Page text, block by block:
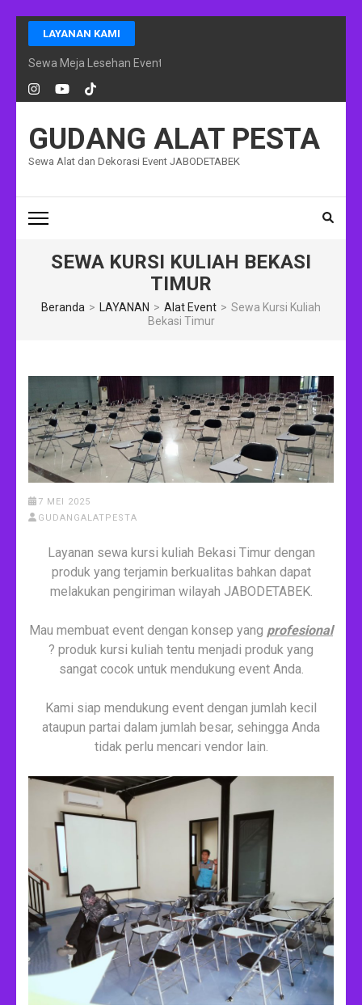
Lompat
ke
konten
(Tekan
Enter)
LAYANAN KAMI
Sewa Meja Lesehan Event Ramadhan Jakarta
GUDANG ALAT PESTA
Sewa Alat dan Dekorasi Event JABODETABEK
SEWA KURSI KULIAH BEKASI
TIMUR
Beranda > LAYANAN > Alat Event > Sewa Kursi Kuliah
Bekasi Timur
7 MEI 2025
GUDANGALATPESTA
Layanan sewa kursi kuliah Bekasi Timur dengan
produk yang terjamin berkualitas bahkan dapat
melakukan pengiriman wilayah JABODETABEK.
Mau membuat event dengan konsep yang profesional
? produk kursi kuliah tentu menjadi produk yang
sangat cocok untuk mendukung event Anda.
Kami siap mendukung event dengan jumlah kecil
ataupun partai dalam jumlah besar, sehingga Anda
tidak perlu mencari vendor lain.